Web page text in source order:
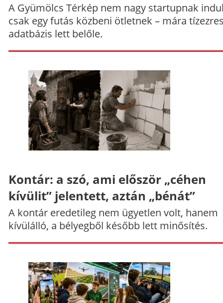
A Gyümölcs Térkép nem nagy startupnak
csak egy futás közbeni ötletnek – mára
adatbázis lett belőle.
Kontár: a szó, ami először „céhen
kívülit” jelentett, aztán „bénát”
A kontár eredetileg nem ügyetlen volt, hanem
kívülálló, a bélyegből később lett minősítés.